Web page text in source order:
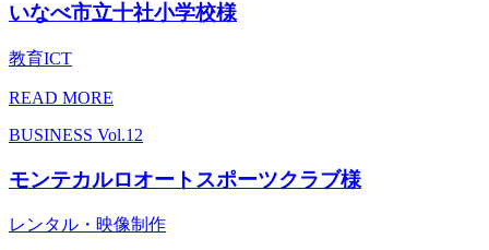
いなべ市立十社小学校様
教育ICT
READ MORE
BUSINESS Vol.12
モンテカルロオートスポーツクラブ様
レンタル・映像制作